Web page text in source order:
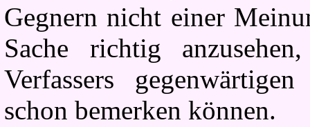
Gegnern nicht einer
Sache richtig
Verfassers
schon bemerken können.